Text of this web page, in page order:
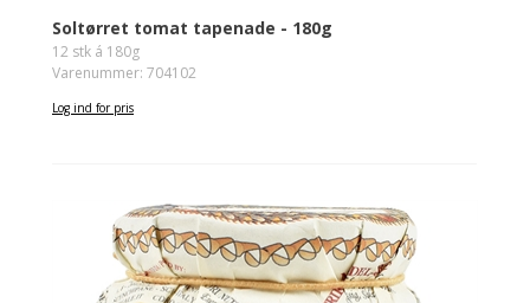
Soltørret tomat tapenade - 180g
12 stk á 180g
Varenummer: 704102
Log ind for pris